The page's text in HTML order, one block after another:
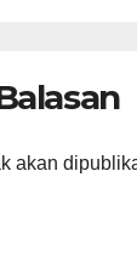
akan